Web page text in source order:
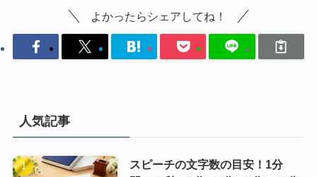
よかったらシェアしてね！
人気記事
スピーチの文字数の目安！1分